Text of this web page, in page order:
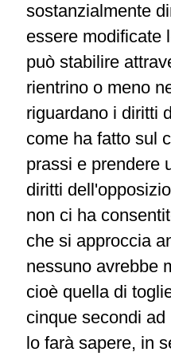
sostanzialmente
essere modificate
può stabilire
rientrino o meno
riguardano i diritti
come ha fatto sul
prassi e prendere
diritti
non ci ha
che si approccia
nessuno avrebbe
cioè quella di
cinque secondi
lo farà sapere, in